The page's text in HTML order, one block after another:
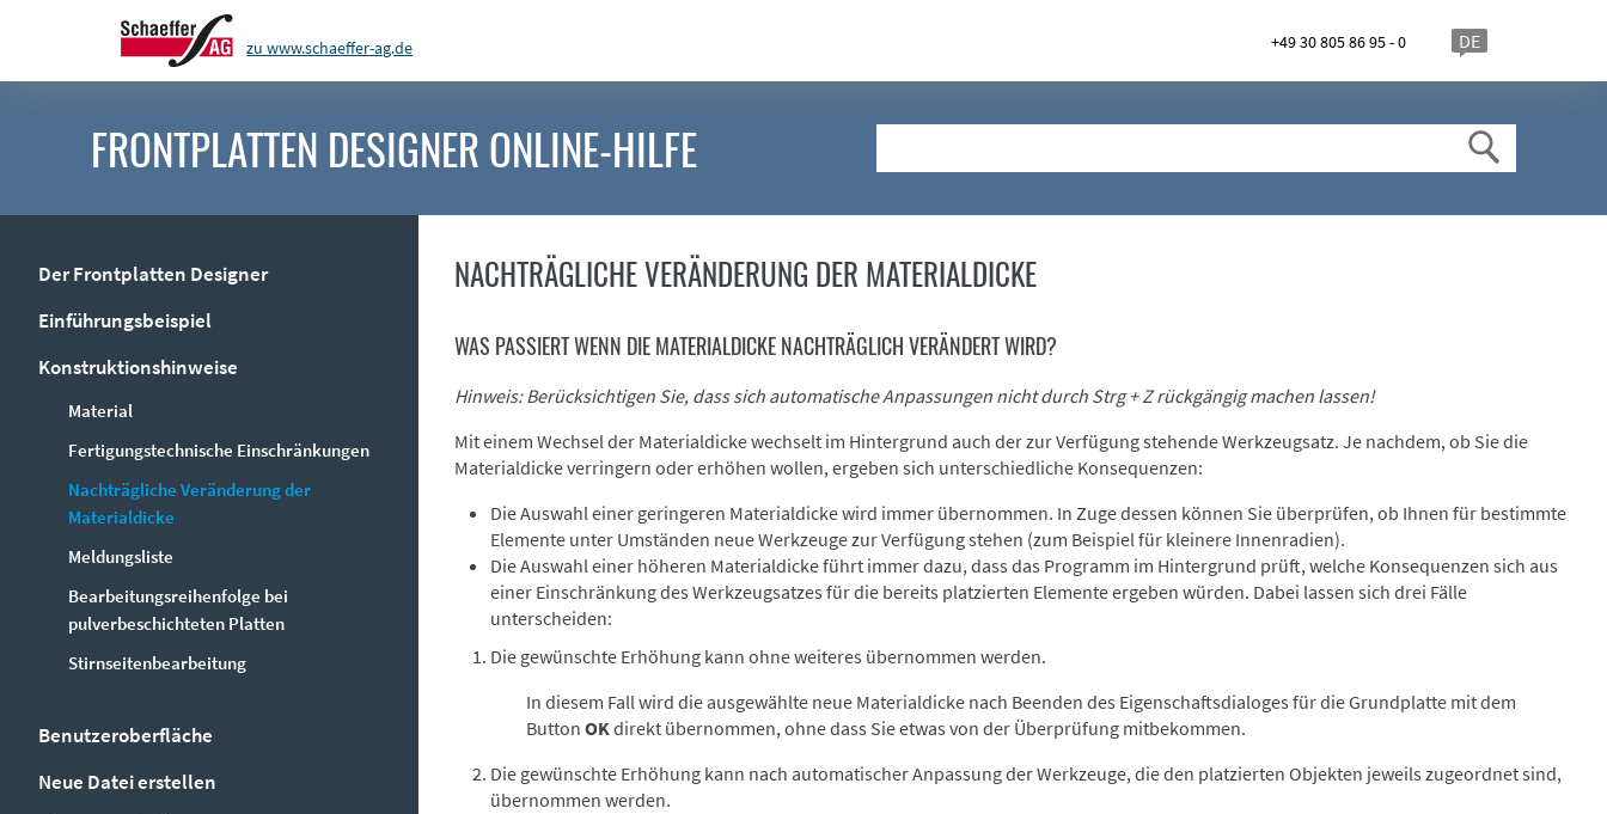
zu www.schaeffer-ag.de +49 30 805 86 95 - 0 DE
FRONTPLATTEN DESIGNERONLINE-HILFE
NACHTRÄGLICHE VERÄNDERUNG DER MATERIALDICKE
WAS PASSIERT WENN DIE MATERIALDICKE NACHTRÄGLICH VERÄNDERT WIRD?
Hinweis: Berücksichtigen Sie, dass sich automatische Anpassungen nicht durch Strg + Z rückgängig machen lassen!
Mit einem Wechsel der Materialdicke wechselt im Hintergrund auch der zur Verfügung stehende Werkzeugsatz. Je nachdem, ob Sie die
Materialdicke verringern oder erhöhen wollen, ergeben sich unterschiedliche Konsequenzen:
Die Auswahl einer geringeren Materialdicke wird immer übernommen. In Zuge dessen können Sie überprüfen, ob Ihnen für bestimmte
Elemente unter Umständen neue Werkzeuge zur Verfügung stehen (zum Beispiel für kleinere Innenradien).
Die Auswahl einer höheren Materialdicke führt immer dazu, dass das Programm im Hintergrund prüft, welche Konsequenzen sich aus
einer Einschränkung des Werkzeugsatzes für die bereits platzierten Elemente ergeben würden. Dabei lassen sich drei Fälle
unterscheiden:
Die gewünschte Erhöhung kann ohne weiteres übernommen werden.
In diesem Fall wird die ausgewählte neue Materialdicke nach Beenden des Eigenschaftsdialoges für die Grundplatte mit dem
Button OKdirekt übernommen, ohne dass Sie etwas von der Überprüfung mitbekommen.
Die gewünschte Erhöhung kann nach automatischer Anpassung der Werkzeuge, die den platzierten Objekten jeweils zugeordnet sind,
übernommen werden.
Der Frontplatten Designer
Einführungsbeispiel
Konstruktionshinweise
Material
Fertigungstechnische Einschränkungen
Nachträgliche Veränderung der
Materialdicke
Meldungsliste
Bearbeitungsreihenfolge bei
pulverbeschichteten Platten
Stirnseitenbearbeitung
Benutzeroberfläche
Neue Datei erstellen